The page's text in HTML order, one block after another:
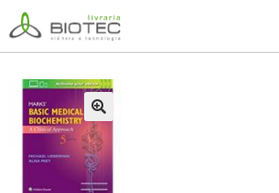
Pular
para
navegação
Pular
para
o
conteúdo
🔍